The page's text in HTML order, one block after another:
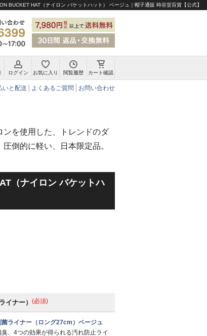
BUCKET HAT（ナイロン バケットハット） ベージュ｜帽子通販 時谷堂百貨【公式】
ログイン お気に入り 閲覧履歴 カート確認
いと配送 よくあるご質問 お問い合わせ
ンを使用した、トレンドのダ
倒的に軽い、日本限定品。
（ナイロン バケットハ
イナー） (必須)
ライナー（ロング27cm）ベージュ
、4つの効果が得られる汚れ防止ライ